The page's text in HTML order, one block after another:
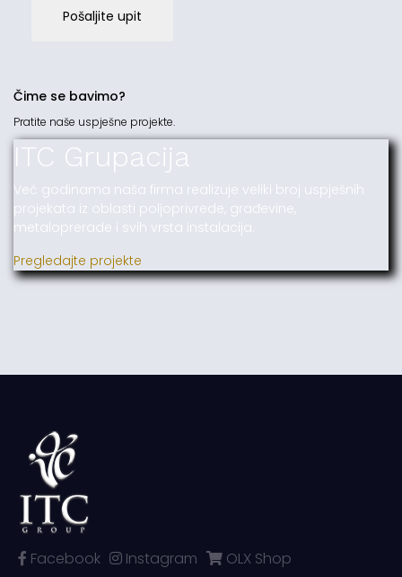
Pošaljite upit
Čime se bavimo?
Pratite naše uspješne projekte.
ITC Grupacija
Već godinama naša firma realizuje veliki broj uspješnih
projekata iz oblasti poljoprivrede, građevine,
metaloprerade i svih vrsta instalacija.
Pregledajte projekte
Facebook Instagram
OLX Shop